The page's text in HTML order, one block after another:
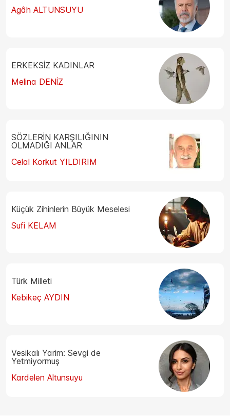
Agâh ALTUNSUYU
ERKEKSİZ KADINLAR
Melina DENİZ
SÖZLERİN KARŞILIĞININ
OLMADIĞI ANLAR
Celal Korkut YILDIRIM
Küçük Zihinlerin Büyük Meselesi
Sufi KELAM
Türk Milleti
Kebikeç AYDIN
Vesikalı Yarim: Sevgi de
Yetmiyormuş
Kardelen Altunsuyu